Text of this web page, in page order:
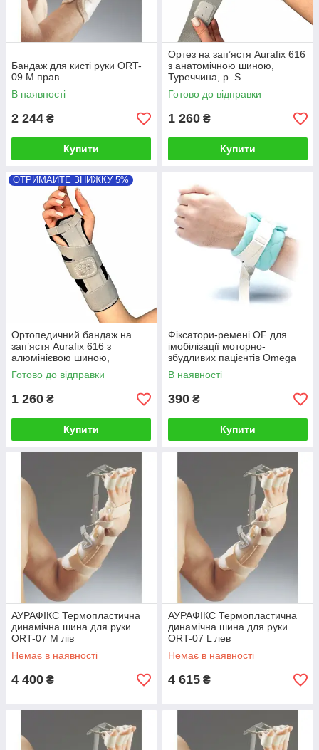
Бандаж для кисті руки ORT-
09 M прав
В наявності
2 244 ₴
Купити
Ортез на зап’ястя Aurafix 616
з анатомічною шиною,
Туреччина, p. S
Готово до відправки
1 260 ₴
Купити
ОТРИМАЙТЕ ЗНИЖКУ 5%
Ортопедичний бандаж на
зап’ястя Aurafix 616 з
алюмінієвою шиною,
Туреччина, p. М
Готово до відправки
1 260 ₴
Купити
Фіксатори-ремені OF для
імобілізації моторно-
збудливих пацієнтів Omega
Fix ТМ Омега, (00001245)
В наявності
390 ₴
Купити
АУРАФІКС Термопластична
динамічна шина для руки
ORT-07 M лів
Немає в наявності
4 400 ₴
АУРАФІКС Термопластична
динамічна шина для руки
ORT-07 L лев
Немає в наявності
4 615 ₴